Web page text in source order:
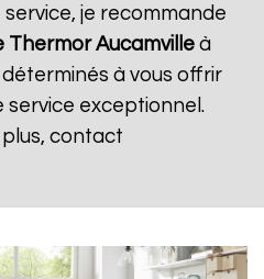
je recommande
Thermor Aucamville à
déterminés à vous offrir
service exceptionnel.
plus, contact